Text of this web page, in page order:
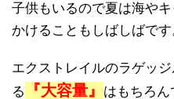
子供もいるので夏は海や
かけることもしばしばです
エクストレイルのラゲッ
る
『大容量』 はもちろん